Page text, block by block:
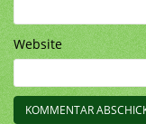
Website